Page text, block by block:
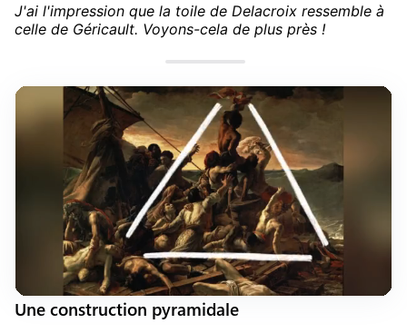
J'ai l'impression que la toile de Delacroix ressemble à
celle de Géricault. Voyons-cela de plus près !
Une construction pyramidale